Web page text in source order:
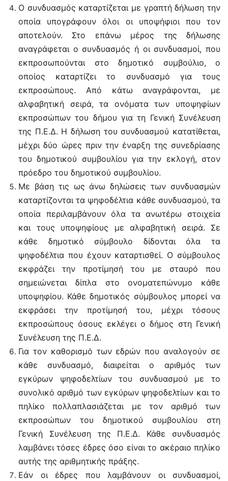
Ο συνδυασμός καταρτίζεται με γραπτή δήλωση την
οποία υπογράφουν όλοι οι υποψήφιοι που τον
αποτελούν. Στο επάνω μέρος της δήλωσης
αναγράφεται ο συνδυασμός ή οι συνδυασμοί, που
εκπροσωπούνται στο δημοτικό συμβούλιο, ο
οποίος καταρτίζει το συνδυασμό για τους
εκπροσώπους. Από κάτω αναγράφονται, με
αλφαβητική σειρά, τα ονόματα των υποψηφίων
εκπροσώπων του δήμου για τη Γενική Συνέλευση
της Π.Ε.Δ. Η δήλωση του συνδυασμού κατατίθεται,
μέχρι δύο ώρες πριν την έναρξη της συνεδρίασης
του δημοτικού συμβουλίου για την εκλογή, στον
πρόεδρο του δημοτικού συμβουλίου.
Με βάση τις ως άνω δηλώσεις των συνδυασμών
καταρτίζονται τα ψηφοδέλτια κάθε συνδυασμού, τα
οποία περιλαμβάνουν όλα τα ανωτέρω στοιχεία
και τους υποψηφίους με αλφαβητική σειρά. Σε
κάθε δημοτικό σύμβουλο δίδονται όλα τα
ψηφοδέλτια που έχουν καταρτισθεί. Ο σύμβουλος
εκφράζει την προτίμησή του με σταυρό που
σημειώνεται δίπλα στο ονοματεπώνυμο κάθε
υποψηφίου. Κάθε δημοτικός σύμβουλος μπορεί να
εκφράσει την προτίμησή του, μέχρι τόσους
εκπροσώπους όσους εκλέγει ο δήμος στη Γενική
Συνέλευση της Π.Ε.Δ.
Για τον καθορισμό των εδρών που αναλογούν σε
κάθε συνδυασμό, διαιρείται ο αριθμός των
εγκύρων ψηφοδελτίων του συνδυασμού με το
συνολικό αριθμό των εγκύρων ψηφοδελτίων και το
πηλίκο πολλαπλασιάζεται με τον αριθμό των
εκπροσώπων του δημοτικού συμβουλίου στη
Γενική Συνέλευση της Π.Ε.Δ. Κάθε συνδυασμός
λαμβάνει τόσες έδρες όσο είναι το ακέραιο πηλίκο
αυτής της αριθμητικής πράξης.
Εάν οι έδρες που λαμβάνουν οι συνδυασμοί,